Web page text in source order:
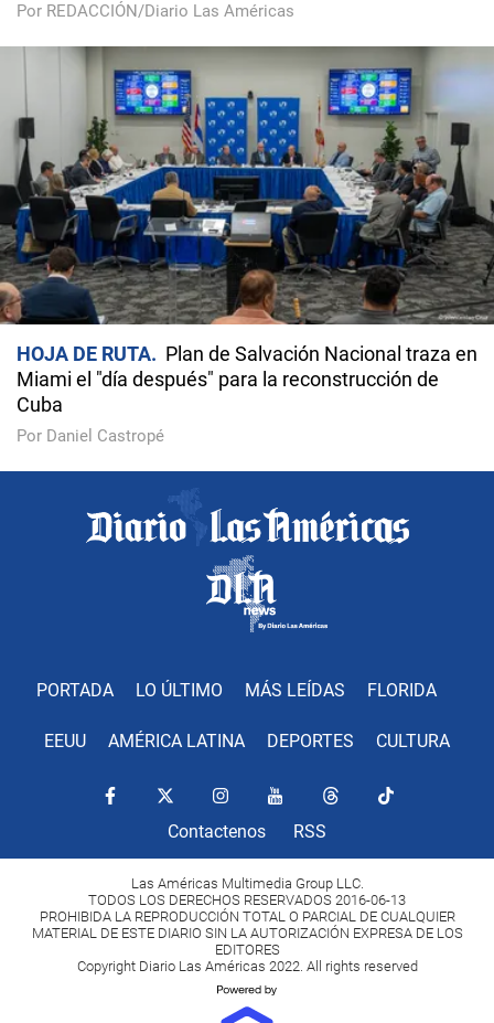
Por REDACCIÓN/Diario Las Américas
HOJA DE RUTA
Plan de Salvación Nacional traza en
Miami el "día después" para la reconstrucción de
Cuba
Por Daniel Castropé
PORTADA LO ÚLTIMO MÁS LEÍDAS FLORIDA
EEUU AMÉRICA LATINA DEPORTES CULTURA
Contactenos RSS
Las Américas Multimedia Group LLC.
TODOS LOS DERECHOS RESERVADOS 2016-06-13
PROHIBIDA LA REPRODUCCIÓN TOTAL O PARCIAL DE CUALQUIER
MATERIAL DE ESTE DIARIO SIN LA AUTORIZACIÓN EXPRESA DE LOS
EDITORES
Copyright Diario Las Américas 2022. All rights reserved